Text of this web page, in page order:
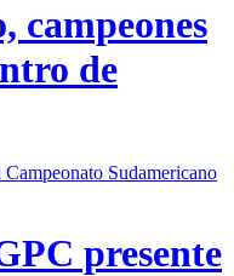
campeones
de
presente